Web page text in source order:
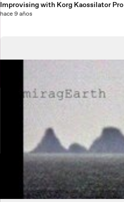
Improvising with Korg Kaossilator Pro
hace 9 años